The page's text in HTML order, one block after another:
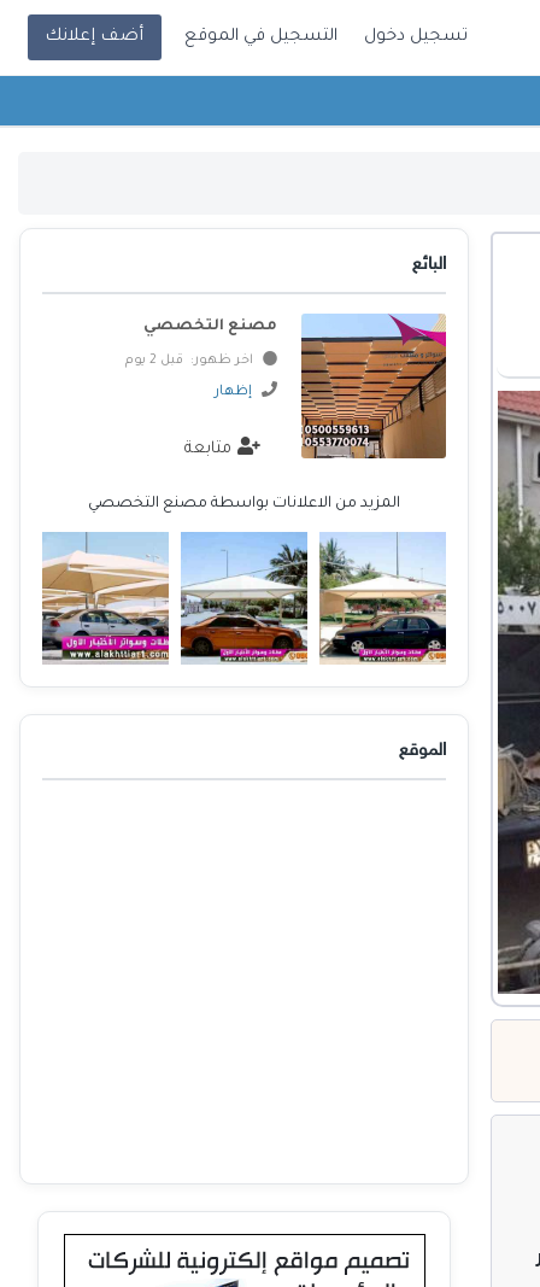
تسجيل دخول التسجيل في الموقع أضف إعلانك
البائع
مصنع التخصصي
اخر ظهور: قبل 2 يوم
إظهار
متابعة
المزيد من الاعلانات بواسطة مصنع التخصصي
الموقع